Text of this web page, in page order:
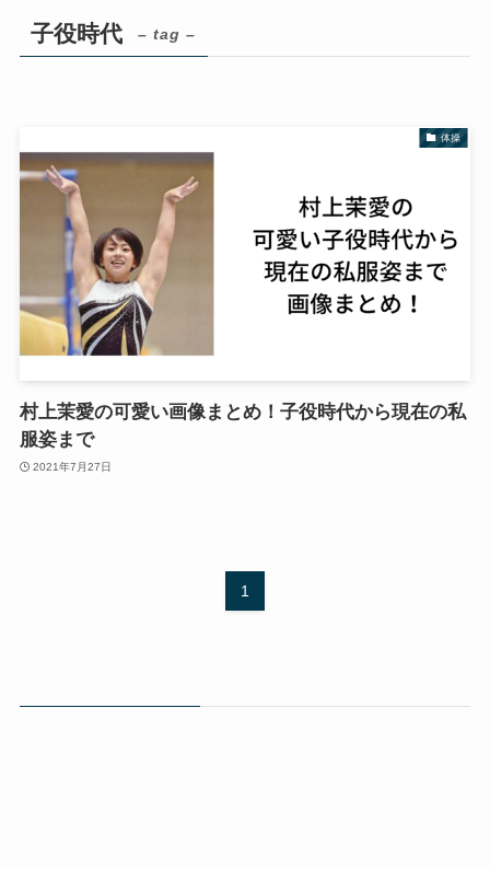
子役時代 – tag –
体操
村上茉愛の可愛い画像まとめ！子役時代から現在の私
服姿まで
2021年7月27日
1